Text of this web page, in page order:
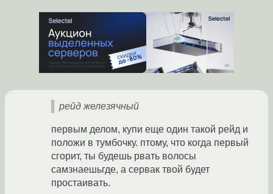
рейд железячный
первым делом, купи еще один такой рейд и
положи в тумбочку. птому, что когда первый
сгорит, ты будешь рвать волосы
самзнаешьгде, а сервак твой будет
простаивать.